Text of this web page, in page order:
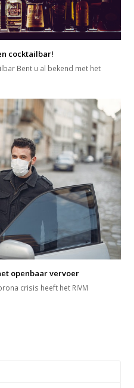
cocktailbar!
Bent u al bekend met het
openbaar vervoer
crisis heeft het RIVM